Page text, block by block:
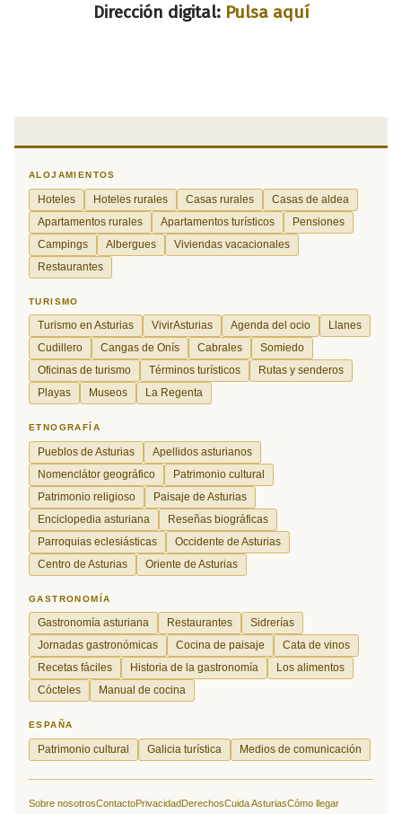
Dirección digital: Pulsa aquí